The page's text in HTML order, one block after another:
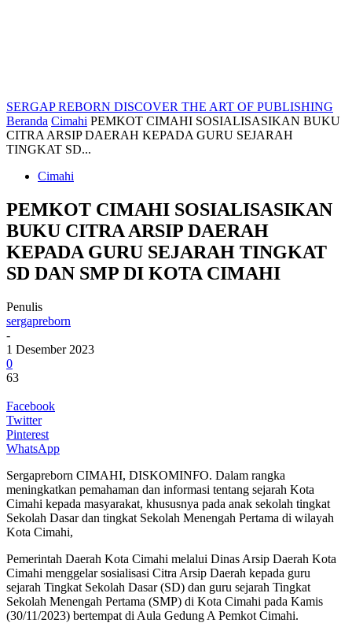
SERGAP REBORN DISCOVER THE ART OF PUBLISHING
Beranda Cimahi PEMKOT CIMAHI SOSIALISASIKAN BUKU
CITRA ARSIP DAERAH KEPADA GURU SEJARAH
TINGKAT SD...
Cimahi
PEMKOT CIMAHI SOSIALISASIKAN
BUKU CITRA ARSIP DAERAH
KEPADA GURU SEJARAH TINGKAT
SD DAN SMP DI KOTA CIMAHI
Penulis
sergapreborn
-
1 Desember 2023
0
63
Facebook
Twitter
Pinterest
WhatsApp
Sergapreborn CIMAHI, DISKOMINFO. Dalam rangka
meningkatkan pemahaman dan informasi tentang sejarah Kota
Cimahi kepada masyarakat, khususnya pada anak sekolah tingkat
Sekolah Dasar dan tingkat Sekolah Menengah Pertama di wilayah
Kota Cimahi,
Pemerintah Daerah Kota Cimahi melalui Dinas Arsip Daerah Kota
Cimahi menggelar sosialisasi Citra Arsip Daerah kepada guru
sejarah Tingkat Sekolah Dasar (SD) dan guru sejarah Tingkat
Sekolah Menengah Pertama (SMP) di Kota Cimahi pada Kamis
(30/11/2023) bertempat di Aula Gedung A Pemkot Cimahi.